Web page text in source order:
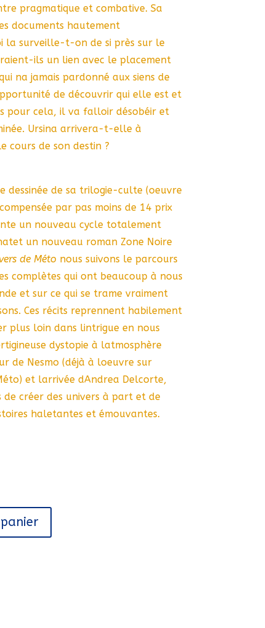
pragmatique et combative. Sa
documents hautement
la surveille-t-on de si près sur le
ils un lien avec le placement
na jamais pardonné aux siens de
de découvrir qui elle est et
pour cela, il va falloir désobéir et
Ursina arrivera-t-elle à
cours de son destin ?
dessinée de sa trilogie-culte (oeuvre
par pas moins de 14 prix
un nouveau cycle totalement
et un nouveau roman Zone Noire
de Méto nous suivons le parcours
complètes qui ont beaucoup à nous
et sur ce qui se trame vraiment
Ces récits reprennent habilement
plus loin dans lintrigue en nous
dystopie à latmosphère
de Nesmo (déjà à loeuvre sur
et larrivée dAndrea Delcorte,
de créer des univers à part et de
haletantes et émouvantes.